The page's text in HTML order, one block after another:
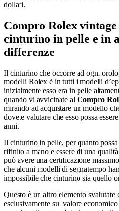
dollari.
Compro Rolex
cinturino in pelle e in
differenze
Il cinturino che occorre ad ogni
modelli Rolex è in tutti i modelli
inizialmente esso era in pelle
quando vi avvicinate al Compro
mirando ad acquistare un modello
dovete valutare che esso possa
anni.
Il cinturino in pelle, per quanto possa
rifinito a mano e essere di una
può avere una certificazione
che alcuni modelli di segnatempo
impossibile che cinturino sia quello
Questo è un altro elemento svalutate
esclusivamente sul valore